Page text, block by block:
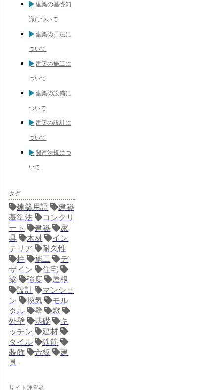
建築の基礎知
識について
建築の工法に
ついて
建築の施工に
ついて
建築の設備に
ついて
建築の設計に
ついて
関連法規につ
いて
タグ
建築用語
建築
基準法
コンクリ
ート
建築
家
具
木材
イン
テリア
耐久性
柱
施工
デ
ザイン
住宅
梁
強度
屋根
設計
マンショ
ン
換気
モル
タル
壁
窓
外壁
基礎
キ
ッチン
建材
タイル
鉄筋
装飾
合板
建
具
サイト運営者